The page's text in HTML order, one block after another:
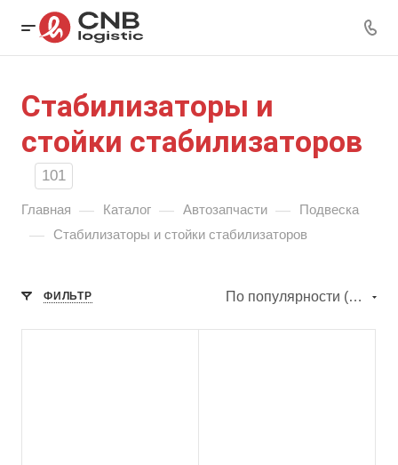
Стабилизаторы и
стойки стабилизаторов
101
Главная — Каталог — Автозапчасти — Подвеска
— Стабилизаторы и стойки стабилизаторов
ФИЛЬТР По популярности (убывание)